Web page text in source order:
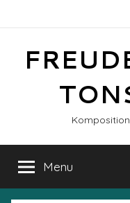
content
Menu